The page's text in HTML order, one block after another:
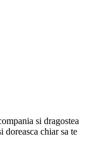
si dragostea
doreasca chiar sa te